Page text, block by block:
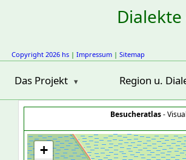
Copyright 2026 hs | Impressum | Sitemap
Das Projekt Region u.
Besucheratlas-
+